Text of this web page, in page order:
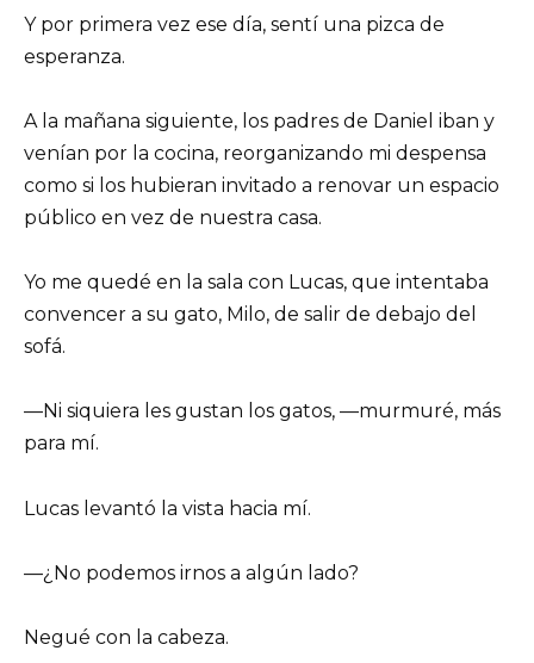
Y por primera vez ese día, sentí una pizca de
esperanza.
A la mañana siguiente, los padres de Daniel iban y
venían por la cocina, reorganizando mi despensa
como si los hubieran invitado a renovar un espacio
público en vez de nuestra casa.
Yo me quedé en la sala con Lucas, que intentaba
convencer a su gato, Milo, de salir de debajo del
sofá.
—Ni siquiera les gustan los gatos, —murmuré, más
para mí.
Lucas levantó la vista hacia mí.
—¿No podemos irnos a algún lado?
Negué con la cabeza.